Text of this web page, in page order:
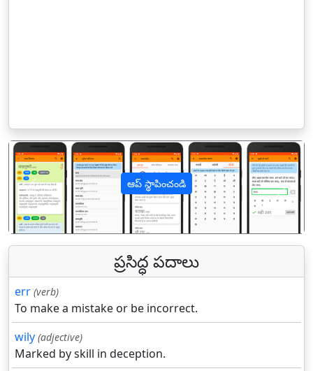
ఆప్ స్థాపించండి
पिछला
ప్రసిద్ధ పదాలు
err (verb)
To make a mistake or be incorrect.
wily (adjective)
Marked by skill in deception.